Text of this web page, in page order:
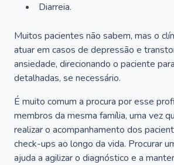
Diarreia.
Muitos pacientes não sabem, mas o
atuar em casos de depressão e
ansiedade, direcionando o paciente
detalhadas, se necessário.
É muito comum a procura por esse
membros da mesma família, uma vez
realizar o acompanhamento dos
check-ups ao longo da vida. Procurar
ajuda a agilizar o diagnóstico e a